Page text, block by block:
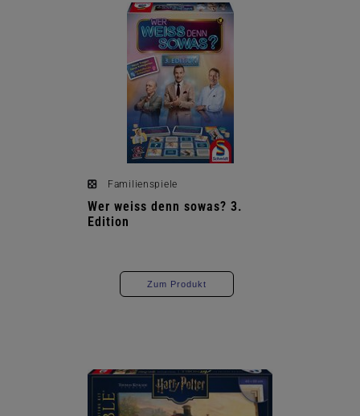
Familienspiele
Wer weiss denn sowas? 3.
Edition
Zum Produkt